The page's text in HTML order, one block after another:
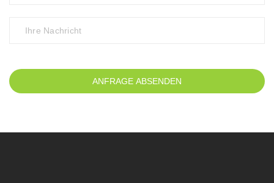
ANFRAGE ABSENDEN